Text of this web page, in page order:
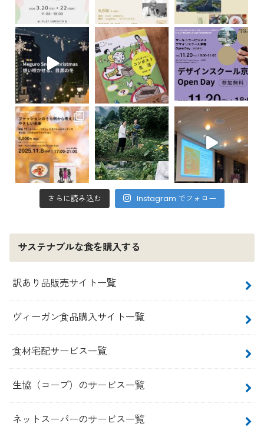
さらに読み込む Instagram でフォロー
サステナブルな食を購入する
訳あり品販売サイト一覧
ヴィーガン食品購入サイト一覧
食材宅配サービス一覧
生協（コープ）のサービス一覧
ネットスーパーのサービス一覧